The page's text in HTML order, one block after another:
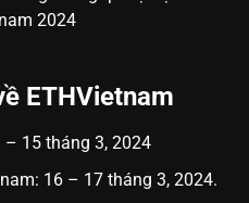
2024
ETHVietnam
– 15 tháng 3, 2024
16 – 17 tháng 3, 2024.